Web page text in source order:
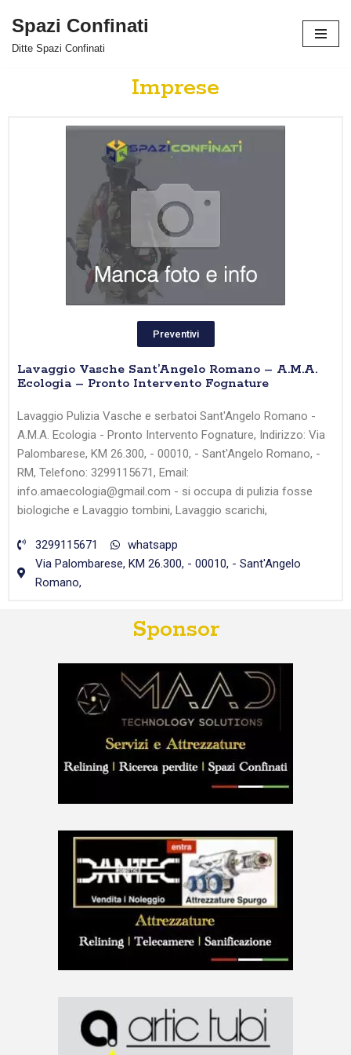
Vai
Spazi Confinati
Ditte Spazi Confinati
Imprese
Preventivi
Lavaggio Vasche Sant’Angelo Romano – A.M.A.
Ecologia – Pronto Intervento Fognature
Lavaggio Pulizia Vasche e serbatoi Sant'Angelo Romano -
A.M.A. Ecologia - Pronto Intervento Fognature, Indirizzo: Via
Palombarese, KM 26.300, - 00010, - Sant'Angelo Romano, -
RM, Telefono: 3299115671, Email:
info.amaecologia@gmail.com - si occupa di pulizia fosse
biologiche e Lavaggio tombini, Lavaggio scarichi,
3299115671
whatsapp
Via Palombarese, KM 26.300, - 00010, - Sant'Angelo
Romano,
Sponsor